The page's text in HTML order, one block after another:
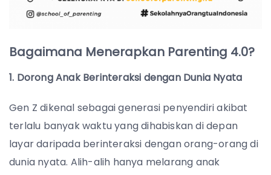
Bagaimana Menerapkan Parenting 4.0?
1. Dorong Anak Berinteraksi dengan Dunia Nyata
Gen Z dikenal sebagai generasi penyendiri akibat
terlalu banyak waktu yang dihabiskan di depan
layar daripada berinteraksi dengan orang-orang di
dunia nyata. Alih-alih hanya melarang anak